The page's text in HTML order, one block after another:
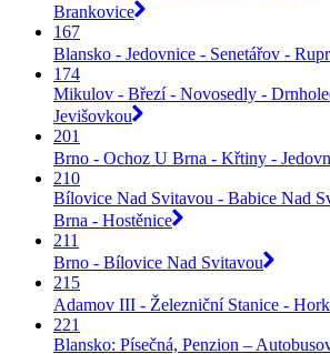
Brankovice
167
Blansko - Jedovnice - Senetářov -
174
Mikulov - Březí - Novosedly -
Jevišovkou
201
Brno - Ochoz U Brna - Křtiny -
210
Bílovice Nad Svitavou - Babice Nad
Brna - Hostěnice
211
Brno - Bílovice Nad Svitavou
215
Adamov III - Železniční Stanice -
221
Blansko: Písečná, Penzion –